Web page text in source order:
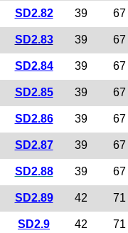
SD2.82 39 67
SD2.83 39 67
SD2.84 39 67
SD2.85 39 67
SD2.86 39 67
SD2.87 39 67
SD2.88 39 67
SD2.89 42 71
SD2.9 42 71